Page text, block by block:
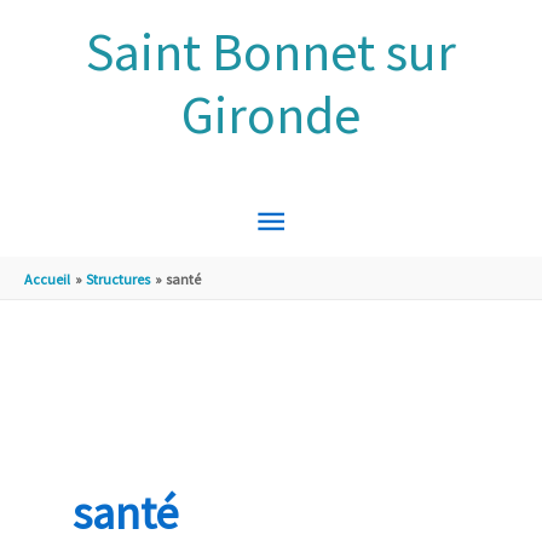
Saint Bonnet sur
Gironde
MENU
Accueil Structures santé
santé